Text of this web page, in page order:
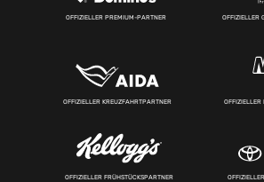
OFFIZIELLER PREMIUM-PARTNER OFFIZIELLER
OFFIZIELLER KREUZFAHRTPARTNER OFFIZIELLER
OFFIZIELLER FRÜHSTÜCKSPARTNER